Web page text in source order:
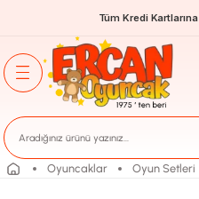
Tüm Kredi Kartlarına
Oyuncaklar Oyun Setleri